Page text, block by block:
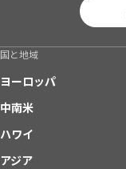
国と地域
ヨーロッパ
中南米
ハワイ
アジア